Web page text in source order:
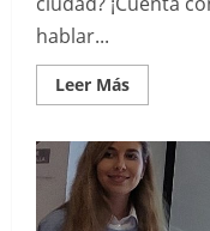
hablar...
Leer MásRead
more
en
Jerez
de
la
Frontera